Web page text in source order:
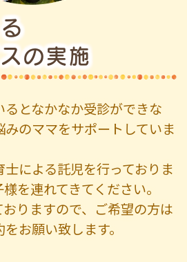
の実施
となかなか受診ができな
のママをサポートしていま
による託児を行っておりま
を連れてきてください。
りますので、ご希望の方は
お願い致します。